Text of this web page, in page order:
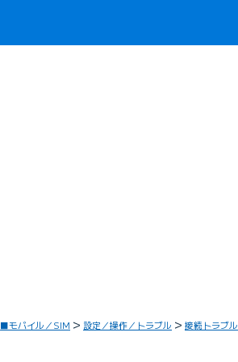
■モバイル／SIM 設定／操作／トラブル 接続トラブル